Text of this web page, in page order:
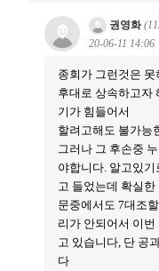
권영화
20-06-11 14:06
종회가 그런것은
후대로 상속하고자
기가 힘들어서
할려고해도 불가능
그러나 그 후손중
야합니다. 알고있
고 들었는데 확실
문중에서도 7대조
리가 안되어서 이
고 있습니다, 단 공
다